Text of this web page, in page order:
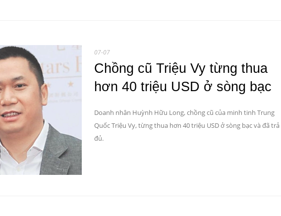
07-07
Chồng cũ Triệu Vy từng thua
hơn 40 triệu USD ở sòng bạc
Doanh nhân Huỳnh Hữu Long, chồng cũ của minh tinh Trung
Quốc Triệu Vy, từng thua hơn 40 triệu USD ở sòng bạc và đã trả
đủ.